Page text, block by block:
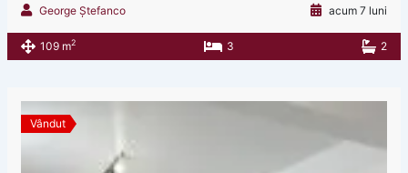
George Ștefanco acum 7 luni
109 m2 3 2
Vândut